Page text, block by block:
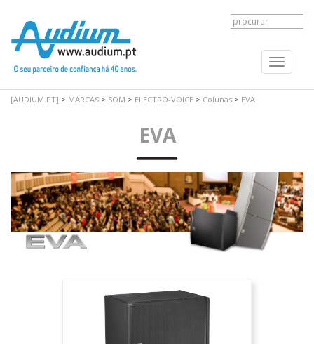
Toggle
[AUDIUM.PT] > MARCAS > SOM > ELECTRO-VOICE > Colunas > EVA
EVA